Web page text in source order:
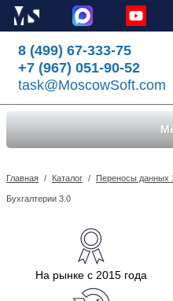
8 (499) 67-333-75
+7 (967) 051-90-52
task@MoscowSoft.com
Главная / Каталог / Переносы данных
Бухгалтерии 3.0
На рынке с 2015 года